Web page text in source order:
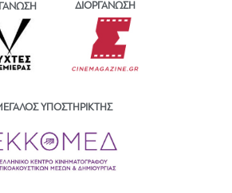
ΔΙΟΡΓΑΝΩΣΗ
ΥΠΟΣΤΗΡΙΚΤΗΣ